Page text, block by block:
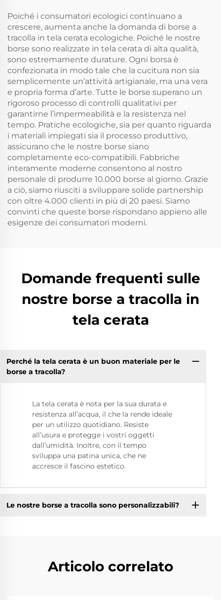
confezione regalo
frigorifero
Poiché i consumatori ecologici continuano a
crescere, aumenta anche la domanda di borse a
tracolla in tela cerata ecologiche. Poiché le nostre
borse sono realizzate in tela cerata di alta qualità,
sono estremamente durature. Ogni borsa è
confezionata in modo tale che la cucitura non sia
semplicemente un’attività artigianale, ma una vera
e propria forma d’arte. Tutte le borse superano un
rigoroso processo di controlli qualitativi per
garantirne l’impermeabilità e la resistenza nel
tempo. Pratiche ecologiche, sia per quanto riguarda
i materiali impiegati sia il processo produttivo,
assicurano che le nostre borse siano
completamente eco-compatibili. Fabbriche
interamente moderne consentono al nostro
personale di produrre 10.000 borse al giorno. Grazie
a ciò, siamo riusciti a sviluppare solide partnership
con oltre 4.000 clienti in più di 20 paesi. Siamo
convinti che queste borse rispondano appieno alle
esigenze dei consumatori moderni.
Domande frequenti sulle
nostre borse a tracolla in
tela cerata
Perché la tela cerata è un buon materiale per le
borse a tracolla?
La tela cerata è nota per la sua durata e
resistenza all’acqua, il che la rende ideale
per un utilizzo quotidiano. Resiste
all’usura e protegge i vostri oggetti
dall’umidità. Inoltre, con il tempo
sviluppa una patina unica, che ne
accresce il fascino estetico.
Le nostre borse a tracolla sono personalizzabili?
Articolo correlato